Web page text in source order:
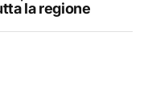
la regione